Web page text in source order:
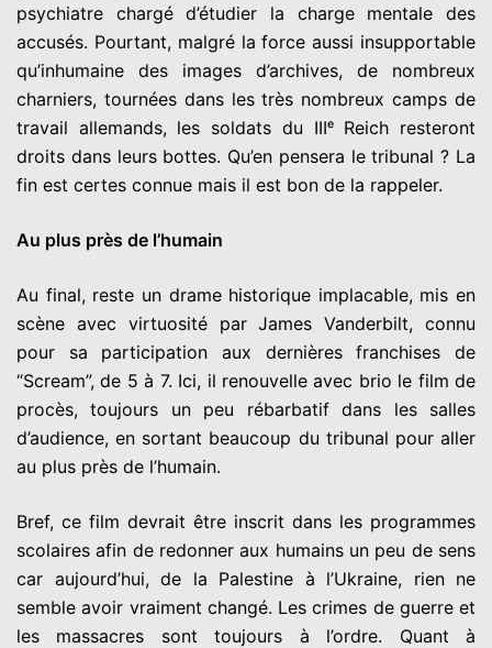
psychiatre chargé d’étudier la charge mentale des
accusés. Pourtant, malgré la force aussi insupportable
qu’inhumaine des images d’archives, de nombreux
charniers, tournées dans les très nombreux camps de
travail allemands, les soldats du IIIᵉ Reich resteront
droits dans leurs bottes. Qu’en pensera le tribunal ? La
fin est certes connue mais il est bon de la rappeler.
Au plus près de l’humain
Au final, reste un drame historique implacable, mis en
scène avec virtuosité par James Vanderbilt, connu
pour sa participation aux dernières franchises de
“Scream”, de 5 à 7. Ici, il renouvelle avec brio le film de
procès, toujours un peu rébarbatif dans les salles
d’audience, en sortant beaucoup du tribunal pour aller
au plus près de l’humain.
Bref, ce film devrait être inscrit dans les programmes
scolaires afin de redonner aux humains un peu de sens
car aujourd’hui, de la Palestine à l’Ukraine, rien ne
semble avoir vraiment changé. Les crimes de guerre et
les massacres sont toujours à l’ordre. Quant à